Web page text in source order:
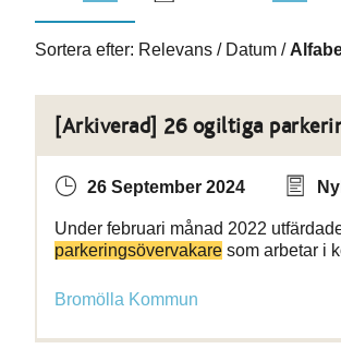
Sortera efter: Relevans / Datum /
[Arkiverad] 26 ogiltiga
26 September 2024
Under februari månad 2022
parkeringsövervakare som arbetar i
Bromölla Kommun